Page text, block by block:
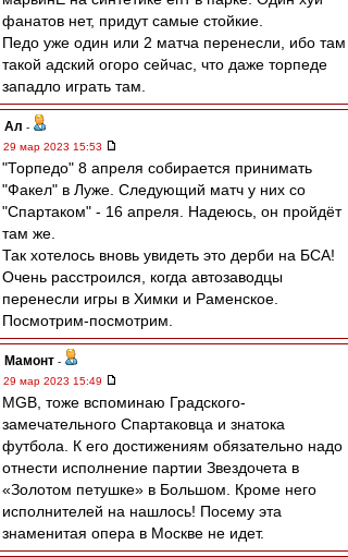
фанатов нет, придут самые стойкие.
Педо уже один или 2 матча перенесли, ибо там
такой адский огоро сейчас, что даже торпеде
западло играть там.
Ал -
29 мар 2023 15:53
"Торпедо" 8 апреля собирается принимать
"Факел" в Луже. Следующий матч у них со
"Спартаком" - 16 апреля. Надеюсь, он пройдёт
там же.
Так хотелось вновь увидеть это дерби на БСА!
Очень расстроился, когда автозаводцы
перенесли игры в Химки и Раменское.
Посмотрим-посмотрим.
Мамонт -
29 мар 2023 15:49
MGB, тоже вспоминаю Градского-
замечательного Спартаковца и знатока
футбола. К его достижениям обязательно надо
отнести исполнение партии Звездочета в
«Золотом петушке» в Большом. Кроме него
исполнителей на нашлось! Посему эта
знаменитая опера в Москве не идет.